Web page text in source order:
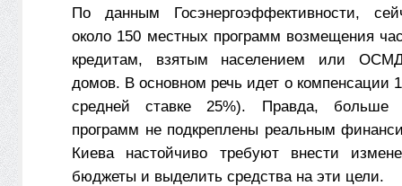
По данным Госэнергоэффективности,
около 150 местных программ возмещения
кредитам, взятым населением или
домов. В основном речь идет о компенсации
средней ставке 25%). Правда, больше
программ не подкреплены реальным
Киева настойчиво требуют внести
бюджеты и выделить средства на эти цели.